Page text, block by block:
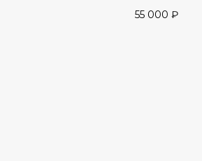
55 000 ₽